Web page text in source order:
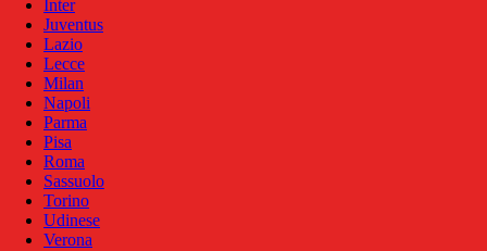
Inter
Juventus
Lazio
Lecce
Milan
Napoli
Parma
Pisa
Roma
Sassuolo
Torino
Udinese
Verona